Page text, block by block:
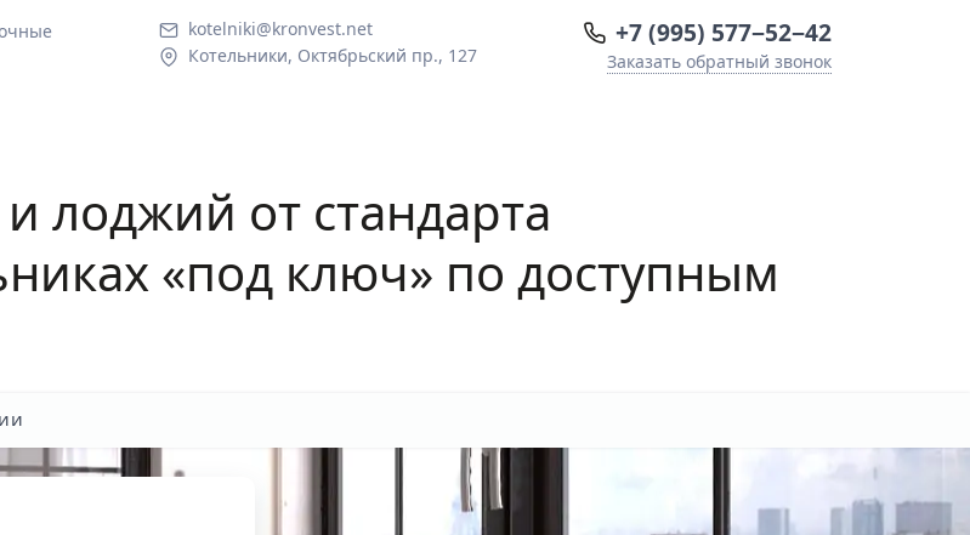
kotelniki@kronvest.net
Котельники, Октябрьский пр., 127
+7 (995) 577−52−42
Заказать обратный звонок
лоджий от стандарта
«под ключ» по доступным